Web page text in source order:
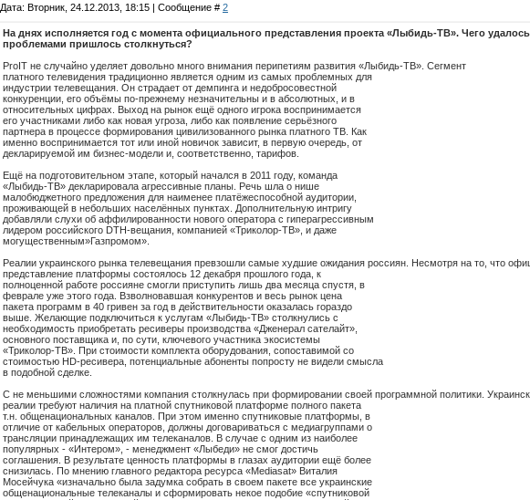
Дата: Вторник, 24.12.2013, 18:15 | Сообщение # 2
На днях исполняется год с момента официального представления проекта «Лыбидь-ТВ». Чего
проблемами пришлось столкнуться?
ProIT не случайно уделяет довольно много внимания перипетиям развития «Лыбидь-ТВ». Сегмент
платного телевидения традиционно является одним из самых проблемных для
индустрии телевещания. Он страдает от демпинга и недобросовестной
конкуренции, его объёмы по-прежнему незначительны и в абсолютных, и в
относительных цифрах. Выход на рынок ещё одного игрока воспринимается
его участниками либо как новая угроза, либо как появление серьёзного
партнера в процессе формирования цивилизованного рынка платного ТВ. Как
именно воспринимается тот или иной новичок зависит, в первую очередь, от
декларируемой им бизнес-модели и, соответственно, тарифов.
Ещё на подготовительном этапе, который начался в 2011 году, команда
«Лыбидь-ТВ» декларировала агрессивные планы. Речь шла о нише
малобюджетного предложения для наименее платёжеспособной аудитории,
проживающей в небольших населённых пунктах. Дополнительную интригу
добавляли слухи об аффилированности нового оператора с гиперагрессивным
лидером российского DTH-вещания, компанией «Триколор-ТВ», и даже
могущественным»Газпромом».
Реалии украинского рынка телевещания превзошли самые худшие ожидания россиян. Несмотря на то, что
представление платформы состоялось 12 декабря прошлого года, к
полноценной работе россияне смогли приступить лишь два месяца спустя, в
феврале уже этого года. Взволновавшая конкурентов и весь рынок цена
пакета программ в 40 гривен за год в действительности оказалась гораздо
выше. Желающие подключиться к услугам «Лыбидь-ТВ» столкнулись с
необходимость приобретать ресиверы производства «Дженерал сателайт»,
основного поставщика и, по сути, ключевого участника экосистемы
«Триколор-ТВ». При стоимости комплекта оборудования, сопоставимой со
стоимостью HD-ресивера, потенциальные абоненты попросту не видели смысла
в подобной сделке.
С не меньшими сложностями компания столкнулась при формировании своей программной политики.
реалии требуют наличия на платной спутниковой платформе полного пакета
т.н. общенациональных каналов. При этом именно спутниковые платформы, в
отличие от кабельных операторов, должны договариваться с медиагруппами о
трансляции принадлежащих им телеканалов. В случае с одним из наиболее
популярных - «Интером», - менеджмент «Лыбеди» не смог достичь
соглашения. В результате ценность платформы в глазах аудитории ещё более
снизилась. По мнению главного редактора ресурса «Mediasat» Виталия
Мосейчука «изначально была задумка собрать в своем пакете все украинские
общенациональные телеканалы и сформировать некое подобие «спутниковой